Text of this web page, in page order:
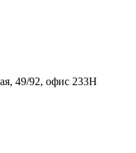
49/92, офис 233Н